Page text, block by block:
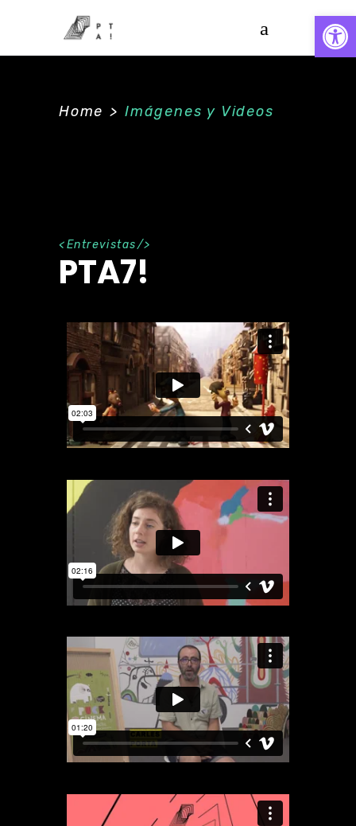
Home > Imágenes y Videos
Entrevistas
PTA7!